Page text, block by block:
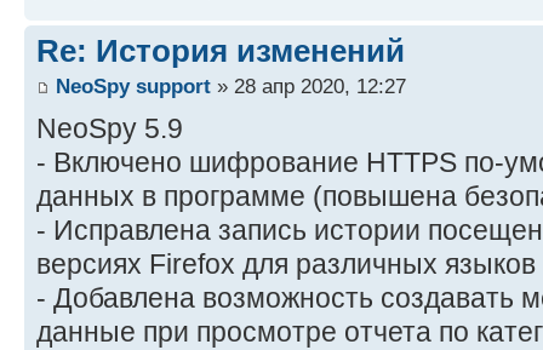
Re: История изменений
NeoSpy support » 28 апр 2020, 12:27
NeoSpy 5.9
- Включено шифрование HTTPS по-
данных в программе (повышена
- Исправлена запись истории
версиях Firefox для различных языков
- Добавлена возможность создавать
данные при просмотре отчета по